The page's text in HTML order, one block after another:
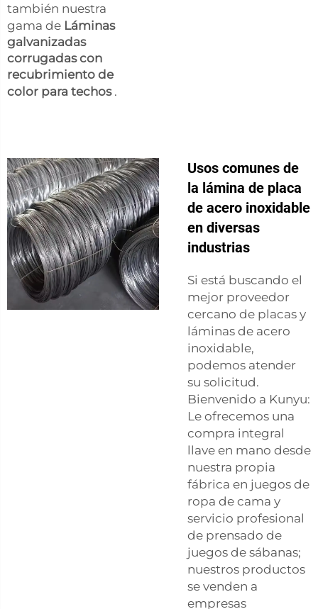
también nuestra
gama de Láminas
galvanizadas
corrugadas con
recubrimiento de
color para techos .
Usos comunes de
la lámina de placa
de acero inoxidable
en diversas
industrias
Si está buscando el
mejor proveedor
cercano de placas y
láminas de acero
inoxidable,
podemos atender
su solicitud.
Bienvenido a Kunyu:
Le ofrecemos una
compra integral
llave en mano desde
nuestra propia
fábrica en juegos de
ropa de cama y
servicio profesional
de prensado de
juegos de sábanas;
nuestros productos
se venden a
empresas